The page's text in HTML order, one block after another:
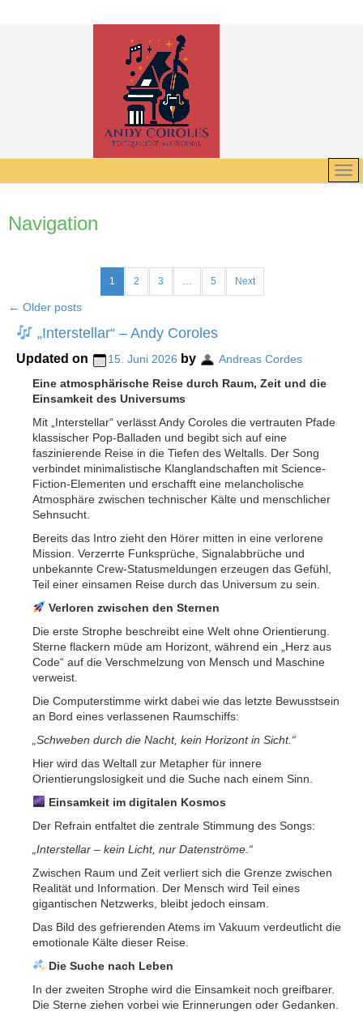
Navigation
1 2 3 … 5 Next
← Older posts
„Interstellar“ – Andy Coroles
Updated on 15. Juni 2026 by
Andreas Cordes
Eine atmosphärische Reise durch Raum, Zeit und die
Einsamkeit des Universums
Mit „Interstellar“ verlässt Andy Coroles die vertrauten Pfade
klassischer Pop-Balladen und begibt sich auf eine
faszinierende Reise in die Tiefen des Weltalls. Der Song
verbindet minimalistische Klanglandschaften mit Science-
Fiction-Elementen und erschafft eine melancholische
Atmosphäre zwischen technischer Kälte und menschlicher
Sehnsucht.
Bereits das Intro zieht den Hörer mitten in eine verlorene
Mission. Verzerrte Funksprüche, Signalabbrüche und
unbekannte Crew-Statusmeldungen erzeugen das Gefühl,
Teil einer einsamen Reise durch das Universum zu sein.
Verloren zwischen den Sternen
Die erste Strophe beschreibt eine Welt ohne Orientierung.
Sterne flackern müde am Horizont, während ein „Herz aus
Code“ auf die Verschmelzung von Mensch und Maschine
verweist.
Die Computerstimme wirkt dabei wie das letzte Bewusstsein
an Bord eines verlassenen Raumschiffs:
„Schweben durch die Nacht, kein Horizont in Sicht.“
Hier wird das Weltall zur Metapher für innere
Orientierungslosigkeit und die Suche nach einem Sinn.
Einsamkeit im digitalen Kosmos
Der Refrain entfaltet die zentrale Stimmung des Songs:
„Interstellar – kein Licht, nur Datenströme.“
Zwischen Raum und Zeit verliert sich die Grenze zwischen
Realität und Information. Der Mensch wird Teil eines
gigantischen Netzwerks, bleibt jedoch einsam.
Das Bild des gefrierenden Atems im Vakuum verdeutlicht die
emotionale Kälte dieser Reise.
Die Suche nach Leben
In der zweiten Strophe wird die Einsamkeit noch greifbarer.
Die Sterne ziehen vorbei wie Erinnerungen oder Gedanken.